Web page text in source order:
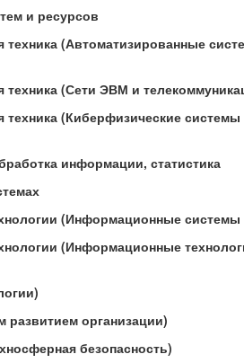
и ресурсов
(Автоматизированные
(Сети ЭВМ и
(Киберфизические
информации, статистика
(Информационные системы
(Информационные
развитием организации)
безопасность)